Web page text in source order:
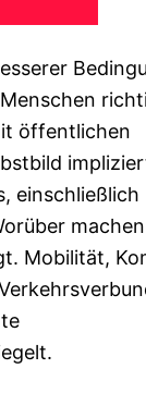
öffentlichen
einschließlich
Mobilität,